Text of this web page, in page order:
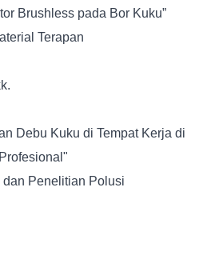
Brushless pada Bor Kuku”
Terapan
Debu Kuku di Tempat Kerja di
Penelitian Polusi